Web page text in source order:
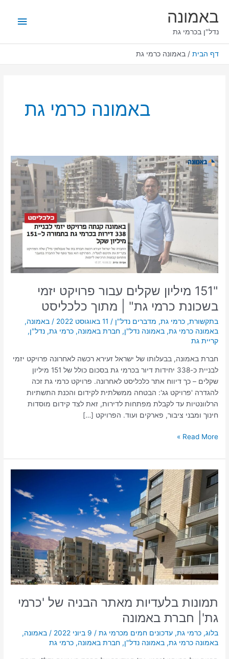
לתוכןבאמונה
נדל"ן בכרמי גת
דף הבית באמונה כרמי גת
באמונה כרמי גת
"151 מיליון שקלים עבור פרויקט יזמי
בשכונת כרמי גת" | מתוך כלכליסט
בתקשורת,כרמי גת, מדברים נדל"ן / 11 באוגוסט 2022 /באמונה,
באמונה כרמי גת,באמונה נדל"ן,חברת באמונה,כרמי גת,נדל"ן,
קריית גת
חברת באמונה, בבעלותו של ישראל זעירא רכשה לאחרונה פרויקט יזמי
לבניית כ-338 יחידות דיור בכרמי גת בסכום כולל של 151 מיליון
שקלים – כך דיווח אתר כלכליסט לאחרונה. פרויקט כרמי גת זכה
להגדרה 'פרויקט גג': הבטחה ממשלתית לקידום והכנת התשתיות
הרלוונטיות עד לקבלת מפתחות לדירות, זאת לצד קידום מוסדות
חינוך ומבני ציבור, פארקים ועוד. הפרויקט […]
"151
מיליון
שקלים
עבור
פרויקט
יזמי
|
מתוך
כלכליסט
Read More »
תמונות בלעדיות מאתר הבניה של 'כרמי
גת'| חברת באמונה
בלוג,כרמי גת,עדכונים חמים מכרמי גת / 9 ביוני 2022 /באמונה,
באמונה כרמי גת,באמונה נדל"ן,חברת באמונה,כרמי גת
תמונות
בלעדיות
מאתר
הבניה
של
'כרמי
גת'|
חברת
באמונה